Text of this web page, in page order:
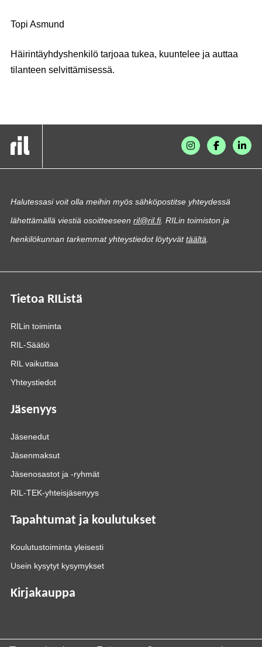
Topi Asmund
Häirintäyhdyshenkilö tarjoaa tukea, kuuntelee ja auttaa
tilanteen selvittämisessä.
Halutessasi voit olla meihin myös sähköpostitse yhteydessä
lähettämällä viestiä osoitteeseen ril@ril.fi. RILin toimiston ja
henkilökunnan tarkemmat yhteystiedot löytyvättäältä
Tietoa RIListä
RILin toiminta
RIL-Säätiö
RIL vaikuttaa
Yhteystiedot
Jäsenyys
Jäsenedut
Jäsenmaksut
Jäsenosastot ja -ryhmät
RIL-TEK-yhteisjäsenyys
Tapahtumat ja koulutukset
Koulutustoiminta yleisesti
Usein kysytyt kysymykset
Kirjakauppa